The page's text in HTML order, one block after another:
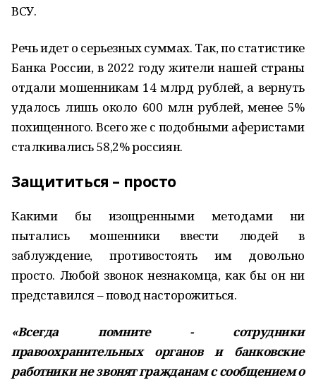
ВСУ.
Речь идет о серьезных суммах. Так, по статистике
Банка России, в 2022 году жители нашей страны
отдали мошенникам 14 млрд рублей, а вернуть
удалось лишь около 600 млн рублей, менее 5%
похищенного. Всего же с подобными аферистами
сталкивались 58,2% россиян.
Защититься – просто
Какими бы изощренными методами ни
пытались мошенники ввести людей в
заблуждение, противостоять им довольно
просто. Любой звонок незнакомца, как бы он ни
представился – повод насторожиться.
«Всегда помните - сотрудники
правоохранительных органов и банковские
работники не звонят гражданам с сообщением о